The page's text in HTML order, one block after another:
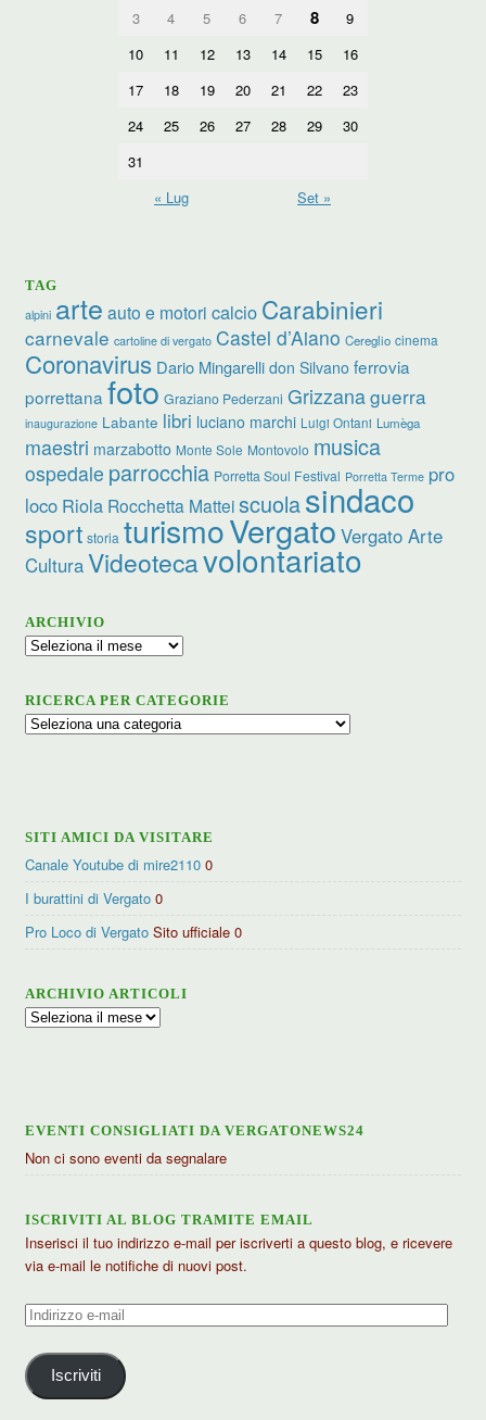
3
4 5 6 7 8
9
10
11 12 13 14 15
16
17
18 19 20 21 22
23
24
25 26 27 28 29
30
31
« Lug
Set »
TAG
alpini arte auto e motori calcio Carabinieri
carnevale cartoline di vergato Castel d’Aiano Cereglio cinema
Coronavirus Dario Mingarelli don Silvano ferrovia
porrettana foto Graziano Pederzani Grizzanaguerra
inaugurazione Labante libri luciano marchi Luigi Ontani Lumèga
maestri marzabotto Monte Sole Montovolo musica
ospedale parrocchia Porretta Soul Festival Porretta Terme pro
loco Riola Rocchetta Matteiscuolasindaco
sport storia turismoVergato Vergato Arte
CulturaVideotecavolontariato
ARCHIVIO
Archivio
RICERCA PER CATEGORIE
Ricerca
SITI AMICI DA VISITARE
Canale Youtube di mire2110 0
I burattini di Vergato 0
Pro Loco di Vergato Sito ufficiale 0
ARCHIVIO ARTICOLI
Archivio
EVENTI CONSIGLIATI DA VERGATONEWS24
Non ci sono eventi da segnalare
ISCRIVITI AL BLOG TRAMITE EMAIL
Inserisci il tuo indirizzo e-mail per iscriverti a questo blog, e ricevere
via e-mail le notifiche di nuovi post.
Indirizzo
mail
Iscriviti